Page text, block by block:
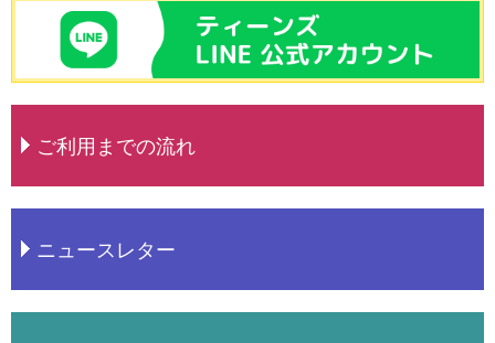
ご利用までの流れ
ニュースレター